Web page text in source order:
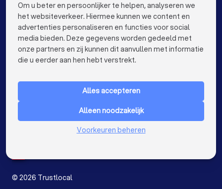
Relatietherapeut in Leuven
Relatietherapeut in Aalst
Relatietherapeut in Mechelen
Relatietherapeut in Hasselt
Relatietherapeut in Sint-Niklaas
Relatietherapeut in Genk
VOOR PARTICULIEREN keyboard_arrow_down
Nederland
© 2026 Trustlocal
Om u beter en persoonlijker te helpen, analyseren we
het websiteverkeer. Hiermee kunnen we content en
advertenties personaliseren en functies voor social
media bieden. Deze gegevens worden gedeeld met
onze partners en zij kunnen dit aanvullen met informatie
die u eerder aan hen hebt verstrekt.
Alles accepteren
Alleen noodzakelijk
Voorkeuren beheren